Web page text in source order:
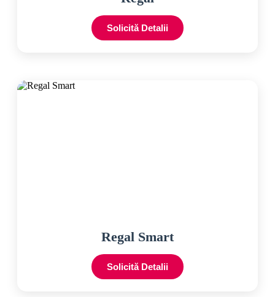
Solicită Detalii
Regal Smart
Solicită Detalii